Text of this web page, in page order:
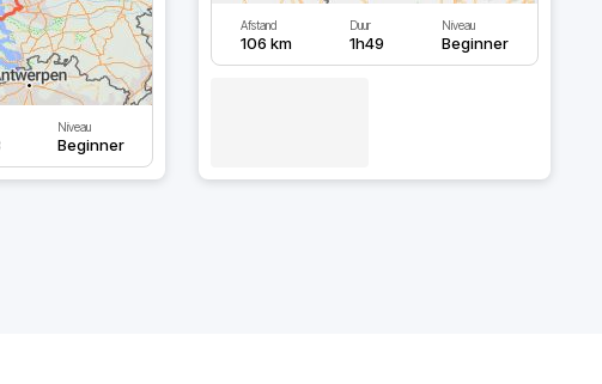
Niveau
Beginner
Afstand
106 km
Duur
1h49
Niveau
Beginner